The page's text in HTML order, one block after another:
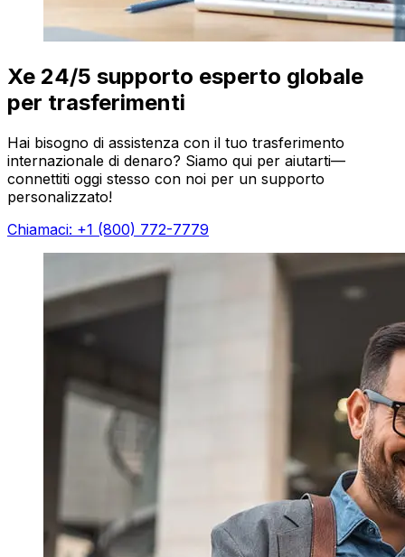
Xe 24/5 supporto esperto globale
per trasferimenti
Hai bisogno di assistenza con il tuo trasferimento
internazionale di denaro? Siamo qui per aiutarti—
connettiti oggi stesso con noi per un supporto
personalizzato!
Chiamaci: +1 (800) 772-7779